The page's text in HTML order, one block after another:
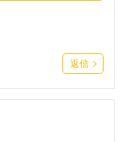
返信